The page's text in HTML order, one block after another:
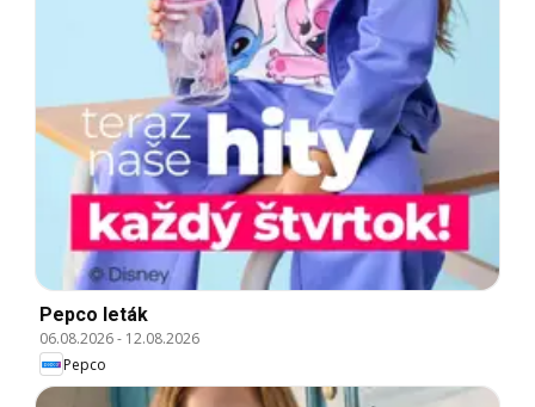
Pepco leták
06.08.2026- 12.08.2026
Pepco